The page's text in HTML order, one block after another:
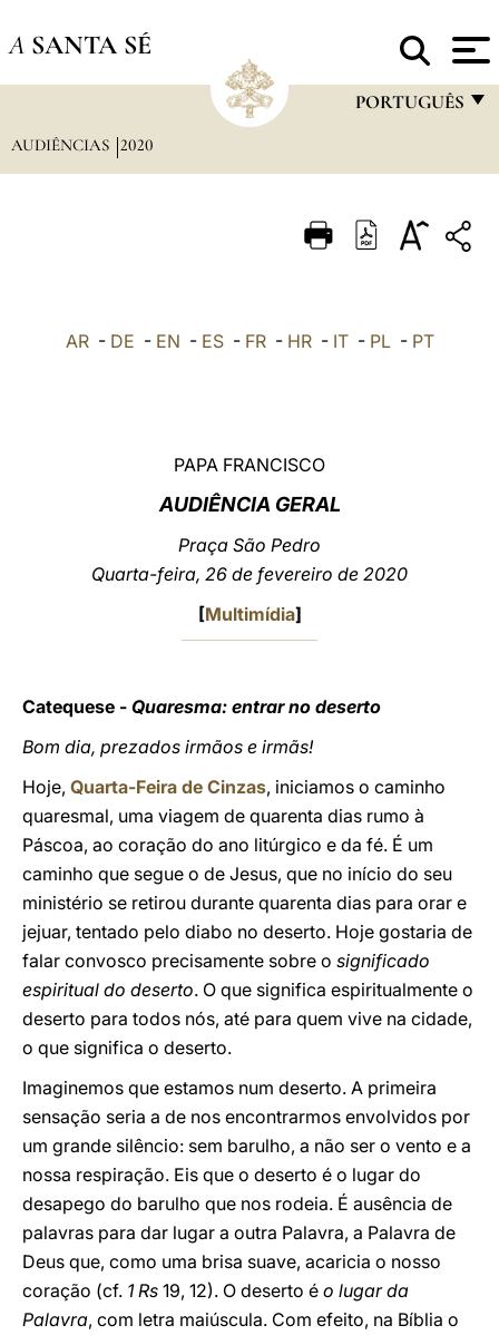
A SANTA SÉ
PORTUGUÊS
ITALIANO
AUDIÊNCIAS 2020
AR- DE - EN - ES- FR- HR- IT- PL- PT
PAPA FRANCISCO
AUDIÊNCIA GERAL
Praça São Pedro
Quarta-feira, 26 de fevereiro de 2020
[Multimídia]
Catequese - Quaresma: entrar no deserto
Bom dia, prezados irmãos e irmãs!
Hoje, Quarta-Feira de Cinzas, iniciamos o caminho
quaresmal, uma viagem de quarenta dias rumo à
Páscoa, ao coração do ano litúrgico e da fé. É um
caminho que segue o de Jesus, que no início do seu
ministério se retirou durante quarenta dias para orar e
jejuar, tentado pelo diabo no deserto. Hoje gostaria de
falar convosco precisamente sobre o significado
espiritual do deserto. O que significa espiritualmente o
deserto para todos nós, até para quem vive na cidade,
o que significa o deserto.
Imaginemos que estamos num deserto. A primeira
sensação seria a de nos encontrarmos envolvidos por
um grande silêncio: sem barulho, a não ser o vento e a
nossa respiração. Eis que o deserto é o lugar do
desapego do barulho que nos rodeia. É ausência de
palavras para dar lugar a outra Palavra, a Palavra de
Deus que, como uma brisa suave, acaricia o nosso
coração (cf. 1 Rs 19, 12). O deserto é o lugar da
Palavra, com letra maiúscula. Com efeito, na Bíblia o